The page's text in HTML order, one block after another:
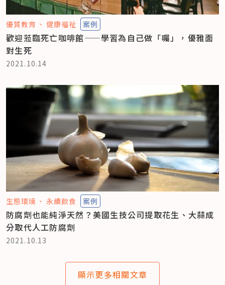
優質教育 健康福祉 案例
歡迎蒞臨死亡咖啡館——學習為自己做「囑」，優雅面
對生死
2021.10.14
生態環境 永續飲食 案例
防腐劑也能純淨天然？美國生技公司提取花生、大蒜成
分取代人工防腐劑
2021.10.13
顯示更多相關文章